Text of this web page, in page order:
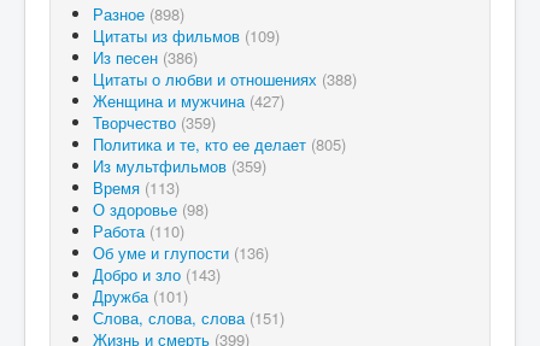
Разное (898)
Цитаты из фильмов (109)
Из песен (386)
Цитаты о любви и отношениях (388)
Женщина и мужчина (427)
Творчество (359)
Политика и те, кто ее делает (805)
Из мультфильмов (359)
Время (113)
О здоровье (98)
Работа (110)
Об уме и глупости (136)
Добро и зло (143)
Дружба (101)
Слова, слова, слова (151)
Жизнь и смерть (399)